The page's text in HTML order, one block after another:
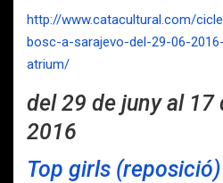
http://www.catacultural.com/
bosc-a-sarajevo-del-29-06-
atrium/
del 29 de juny al 17
2016
Top girls (reposició)